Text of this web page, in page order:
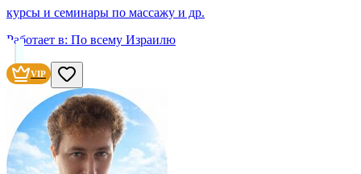
курсы и семинары по массажу и др.
Работает в: По всему Израилю
VIP